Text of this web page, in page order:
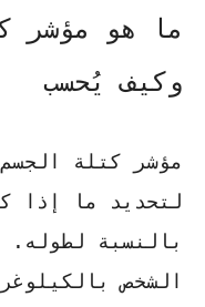
وكيف يُحسب
مؤشر كتلة الجسم
لتحديد ما إذا
بالنسبة
الشخص